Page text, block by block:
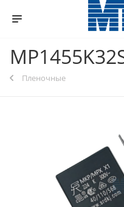
Пленочные